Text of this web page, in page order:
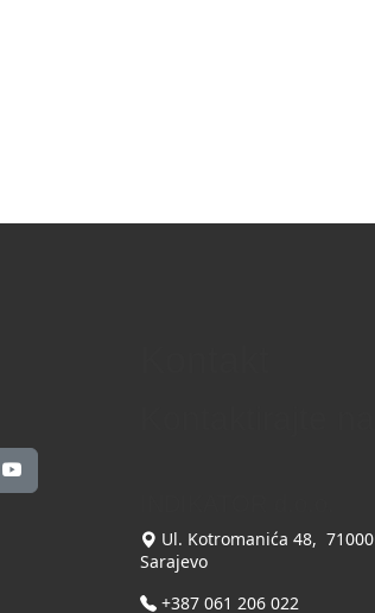
Ul. Kotromanića 48, 71000
Sarajevo
+387 061 206 022